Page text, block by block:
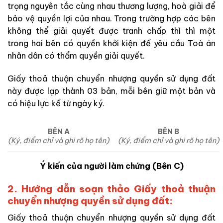
trọng nguyên tắc cùng nhau thương lượng, hoà giải để
bảo vệ quyền lợi của nhau. Trong trường hợp các bên
không thể giải quyết được tranh chấp thì thì một
trong hai bên có quyền khởi kiện để yêu cầu Toà án
nhân dân có thẩm quyền giải quyết.
Giấy thoả thuận chuyển nhượng quyền sử dụng đất
này được lạp thành 03 bản, mỗi bên giữ một bản và
có hiệu lực kể từ ngày ký.
BÊN A
(Ký, điểm chỉ và ghi rõ họ tên)
BÊN B
(Ký, điểm chỉ và ghi rõ họ tên)
Ý kiến của người làm chứng (Bên C)
2. Hướng dẫn soạn thảo Giấy thoả thuận
chuyển nhượng quyền sử dụng đất:
Giấy thoả thuận chuyển nhượng quyền sử dụng đất